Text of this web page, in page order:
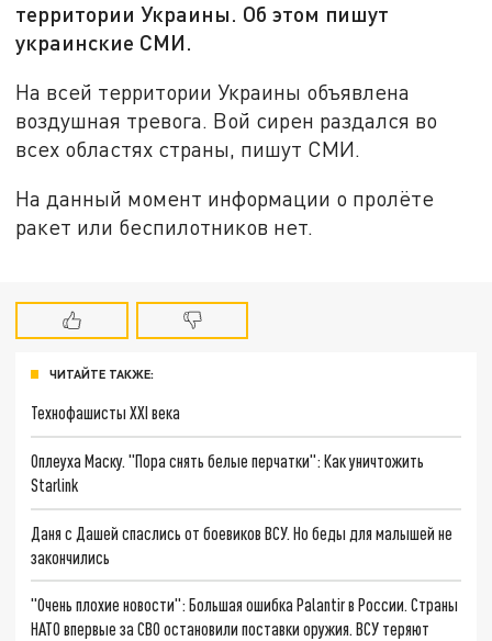
территории Украины. Об этом пишут
украинские СМИ.
На всей территории Украины объявлена
воздушная тревога. Вой сирен раздался во
всех областях страны, пишут СМИ.
На данный момент информации о пролёте
ракет или беспилотников нет.
ЧИТАЙТЕ ТАКЖЕ:
Технофашисты XXI века
Оплеуха Маску. "Пора снять белые перчатки": Как уничтожить
Starlink
Даня с Дашей спаслись от боевиков ВСУ. Но беды для малышей не
закончились
"Очень плохие новости": Большая ошибка Palantir в России. Страны
НАТО впервые за СВО остановили поставки оружия. ВСУ теряют